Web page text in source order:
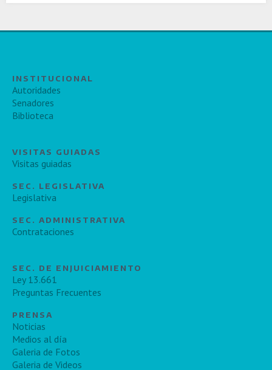
INSTITUCIONAL
Autoridades
Senadores
Biblioteca
VISITAS GUIADAS
Visitas guiadas
SEC. LEGISLATIVA
Legislativa
SEC. ADMINISTRATIVA
Contrataciones
SEC. DE ENJUICIAMIENTO
Ley 13.661
Preguntas Frecuentes
PRENSA
Noticias
Medios al día
Galeria de Fotos
Galeria de Videos